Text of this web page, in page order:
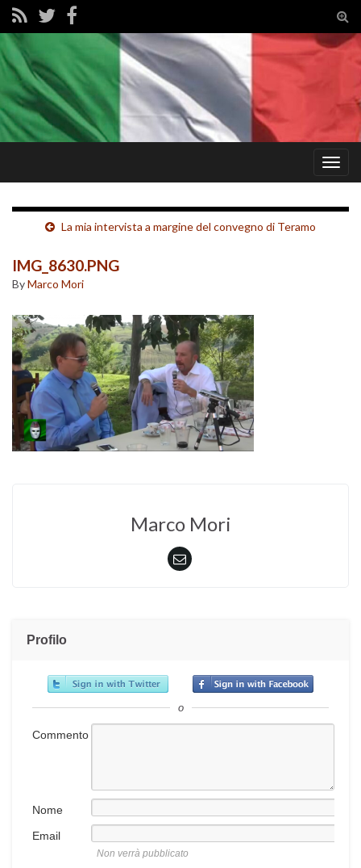
La mia intervista a margine del convegno di Teramo
IMG_8630.PNG
ByMarco Mori
Marco Mori
Profilo
o
Commento
Nome
Email
Non verrà pubblicato